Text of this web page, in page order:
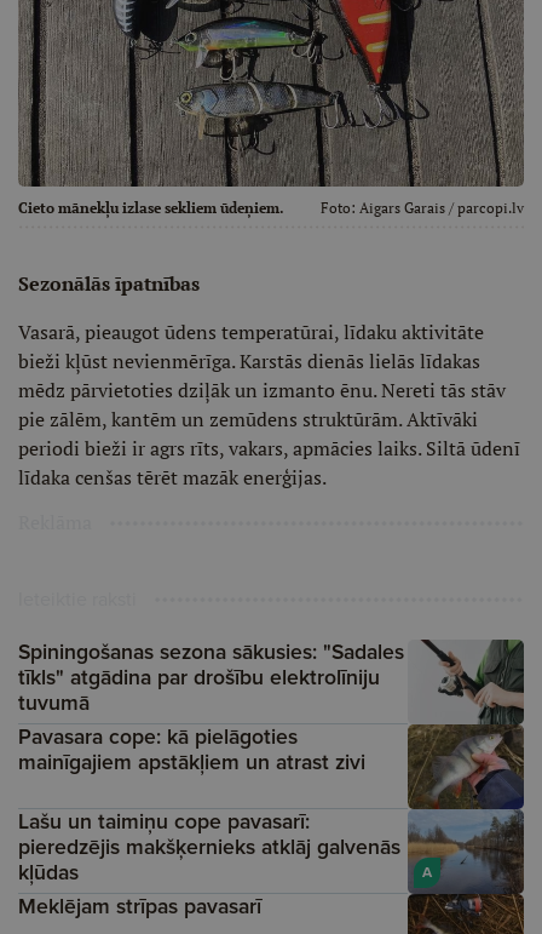
Cieto mānekļu izlase sekliem ūdeņiem. Foto: Aigars Garais / parcopi.lv
Sezonālās īpatnības
Vasarā, pieaugot ūdens temperatūrai, līdaku aktivitāte
bieži kļūst nevienmērīga. Karstās dienās lielās līdakas
mēdz pārvietoties dziļāk un izmanto ēnu. Nereti tās stāv
pie zālēm, kantēm un zemūdens struktūrām. Aktīvāki
periodi bieži ir agrs rīts, vakars, apmācies laiks. Siltā ūdenī
līdaka cenšas tērēt mazāk enerģijas.
Spiningošanas sezona sākusies: "Sadales
tīkls" atgādina par drošību elektrolīniju
tuvumā
Pavasara cope: kā pielāgoties
mainīgajiem apstākļiem un atrast zivi
A
Lašu un taimiņu cope pavasarī:
pieredzējis makšķernieks atklāj galvenās
kļūdas
Meklējam strīpas pavasarī